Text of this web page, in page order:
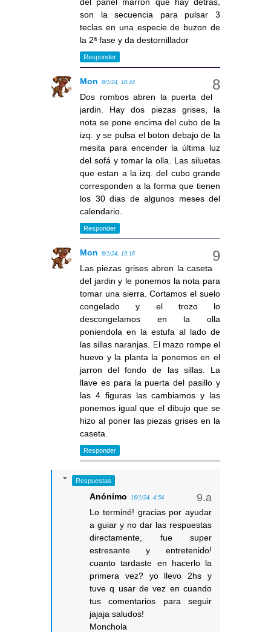
son la secuencia para pulsar 3
teclas en una especie de buzon de
la 2ª fase y da destornillador
Responder
Mon 8/1/24, 18:44
Dos rombos abren la puerta del
jardin. Hay dos piezas grises, la
nota se pone encima del cubo de la
izq. y se pulsa el boton debajo de la
mesita para encender la última luz
del sofá y tomar la olla. Las siluetas
que estan a la izq. del cubo grande
corresponden a la forma que tienen
los 30 dias de algunos meses del
calendario.
Responder
Mon 8/1/24, 19:16
Las piezas grises abren la caseta
del jardin y le ponemos la nota para
tomar una sierra. Cortamos el suelo
congelado y el trozo lo
descongelamos en la olla
poniendola en la estufa al lado de
las sillas naranjas. El mazo rompe el
huevo y la planta la ponemos en el
jarron del fondo de las sillas. La
llave es para la puerta del pasillo y
las 4 figuras las cambiamos y las
ponemos igual que el dibujo que se
hizo al poner las piezas grises en la
caseta.
Responder
Respuestas
Anónimo 16/1/24, 4:54
Lo terminé! gracias por ayudar
a guiar y no dar las respuestas
directamente, fue super
estresante y entretenido!
cuanto tardaste en hacerlo la
primera vez? yo llevo 2hs y
tuve q usar de vez en cuando
tus comentarios para seguir
jajaja saludos!
Monchola